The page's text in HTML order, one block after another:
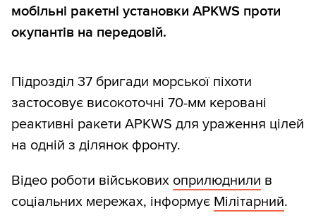
мобільні ракетні установки APKWS проти
окупантів на передовій.
Підрозділ 37 бригади морської піхоти
застосовує високоточні 70-мм керовані
реактивні ракети APKWS для ураження цілей
на одній з ділянок фронту.
Відео роботи військових оприлюднили в
соціальних мережах, інформує Мілітарний.